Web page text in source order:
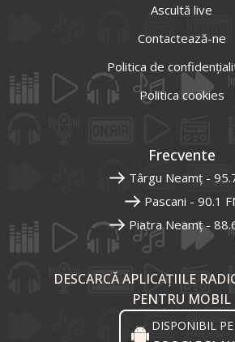
Ascultă live
Contactează-ne
Politica de
Politica cookies
Frecvente
Târgu Neamț -
Pascani - 90.1
Piatra Neamț -
DESCARCĂ APLICAȚIILE
PENTRU MOBIL
DISPONIBIL PE